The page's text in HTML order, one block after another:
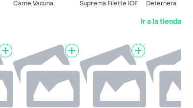
Carne Vacuna
Suprema Filette IOF Deternera
Ir a la tienda